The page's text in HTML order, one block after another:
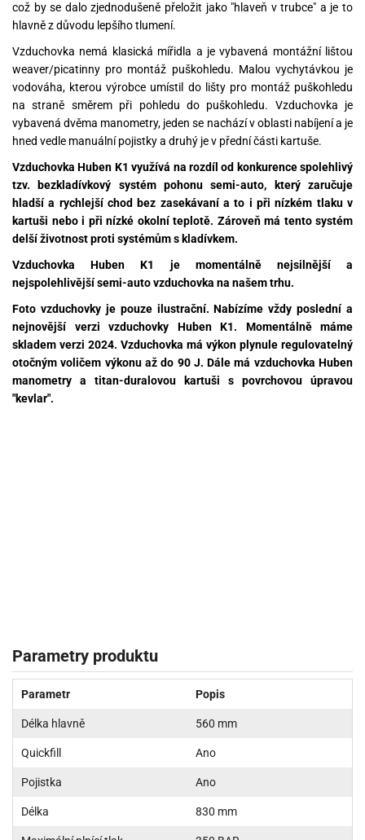
což by se dalo zjednodušeně přeložit jako "hlaveň v trubce" a je to
hlavně z důvodu lepšího tlumení.
Vzduchovka nemá klasická mířidla a je vybavená montážní lištou
weaver/picatinny pro montáž puškohledu. Malou vychytávkou je
vodováha, kterou výrobce umístil do lišty pro montáž puškohledu
na straně směrem při pohledu do puškohledu. Vzduchovka je
vybavená dvěma manometry, jeden se nachází v oblasti nabíjení a je
hned vedle manuální pojistky a druhý je v přední části kartuše.
Vzduchovka Huben K1 využívá na rozdíl od konkurence spolehlivý
tzv. bezkladívkový systém pohonu semi-auto, který zaručuje
hladší a rychlejší chod bez zasekávaní a to i při nízkém tlaku v
kartuši nebo i při nízké okolní teplotě. Zároveň má tento systém
delší životnost proti systémům s kladívkem.
Vzduchovka Huben K1 je momentálně nejsilnější a
nejspolehlivější semi-auto vzduchovka na našem trhu.
Foto vzduchovky je pouze ilustrační. Nabízíme vždy poslední a
nejnovější verzi vzduchovky Huben K1. Momentálně máme
skladem verzi 2024. Vzduchovka má výkon plynule regulovatelný
otočným voličem výkonu až do 90 J. Dále má vzduchovka Huben
manometry a titan-duralovou kartuši s povrchovou úpravou
"kevlar".
Parametry produktu
Parametr Popis
Délka hlavně 560 mm
Quickfill Ano
Pojistka Ano
Délka 830 mm